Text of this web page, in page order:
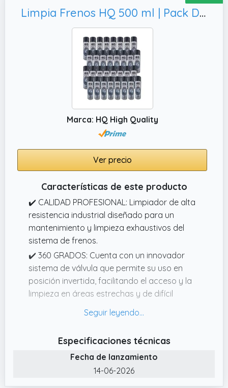
Limpia Frenos HQ 500 ml | Pack DE 24– Spray Limpiador de Frenos, Aceite y Residuos en Frenos | 500 ml
Marca: HQ High Quality
Ver precio
Características de este producto
✔️ CALIDAD PROFESIONAL: Limpiador de alta
resistencia industrial diseñado para un
mantenimiento y limpieza exhaustivos del
sistema de frenos.
✔️ 360 GRADOS: Cuenta con un innovador
sistema de válvula que permite su uso en
posición invertida, facilitando el acceso y la
limpieza en áreas estrechas y de difícil
para uso profesional o frecuente.
✔️ FÓRMULA POTENTE: Contiene
componentes de limpieza especialmente
Especificaciones técnicas
Fecha de lanzamiento
14-06-2026